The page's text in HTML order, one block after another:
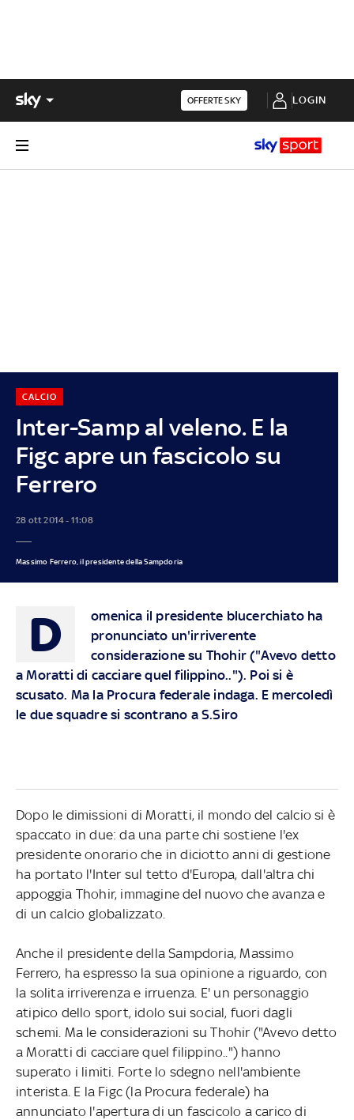
OFFERTE SKY LOGIN
Inter-Samp al veleno. E la
Figc apre un fascicolo su
Ferrero
CALCIO
28 ott 2014 - 11:08
Massimo Ferrero, il presidente della Sampdoria
D
omenica il presidente blucerchiato ha
pronunciato un'irriverente
considerazione su Thohir ("Avevo detto
a Moratti di cacciare quel filippino.."). Poi si è
scusato. Ma la Procura federale indaga. E mercoledì
le due squadre si scontrano a S.Siro
Dopo le dimissioni di Moratti, il mondo del calcio si è
spaccato in due: da una parte chi sostiene l'ex
presidente onorario che in diciotto anni di gestione
ha portato l'Inter sul tetto d'Europa, dall'altra chi
appoggia Thohir, immagine del nuovo che avanza e
di un calcio globalizzato.
Anche il presidente della Sampdoria, Massimo
Ferrero, ha espresso la sua opinione a riguardo, con
la solita irriverenza e irruenza. E' un personaggio
atipico dello sport, idolo sui social, fuori dagli
schemi. Ma le considerazioni su Thohir ("Avevo detto
a Moratti di cacciare quel filippino..") hanno
superato i limiti. Forte lo sdegno nell'ambiente
interista. E la Figc (la Procura federale) ha
annunciato l'apertura di un fascicolo a carico di